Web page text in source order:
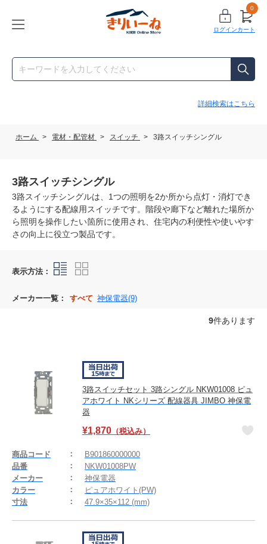
ログイン
0
カート
詳細検索はこちら
ホーム > 電材・配管材 > スイッチ > 3路スイッチシングル
3路スイッチシングル
3路スイッチシングルは、1つの照明を2か所から点灯・消灯でき
るようにする配線用スイッチです。階段や廊下など離れた場所か
ら照明を操作したい箇所に使用され、住宅内の利便性や使いやす
さの向上に役立つ製品です。
表示方法：
メーカー一覧： すべて 神保電器(9)
9件あります
3路スイッチセット 3路シングル NKW01008 ピュ
アホワイト NKシリーズ 配線器具 JIMBO 神保電
器
¥1,870 （税込み）
商品コード
B901860000000
品番
NKW01008PW
メーカー
神保電器
カラー
ピュアホワイト(PW)
寸法
47.9×35×112 (mm)